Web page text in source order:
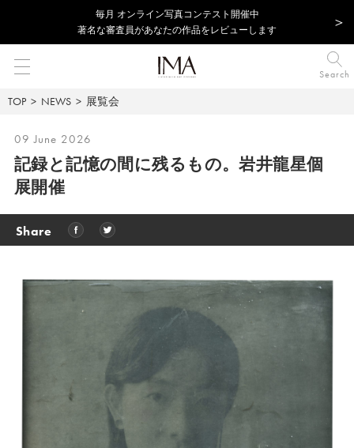
毎⽉ オンライン写真コンテスト開催中
著名な審査員があなたの作品をレビューします
Search
TOP NEWS 展覧会
09 June 2026
記録と記憶の間に残るもの。岩井龍星個
展開催
Share